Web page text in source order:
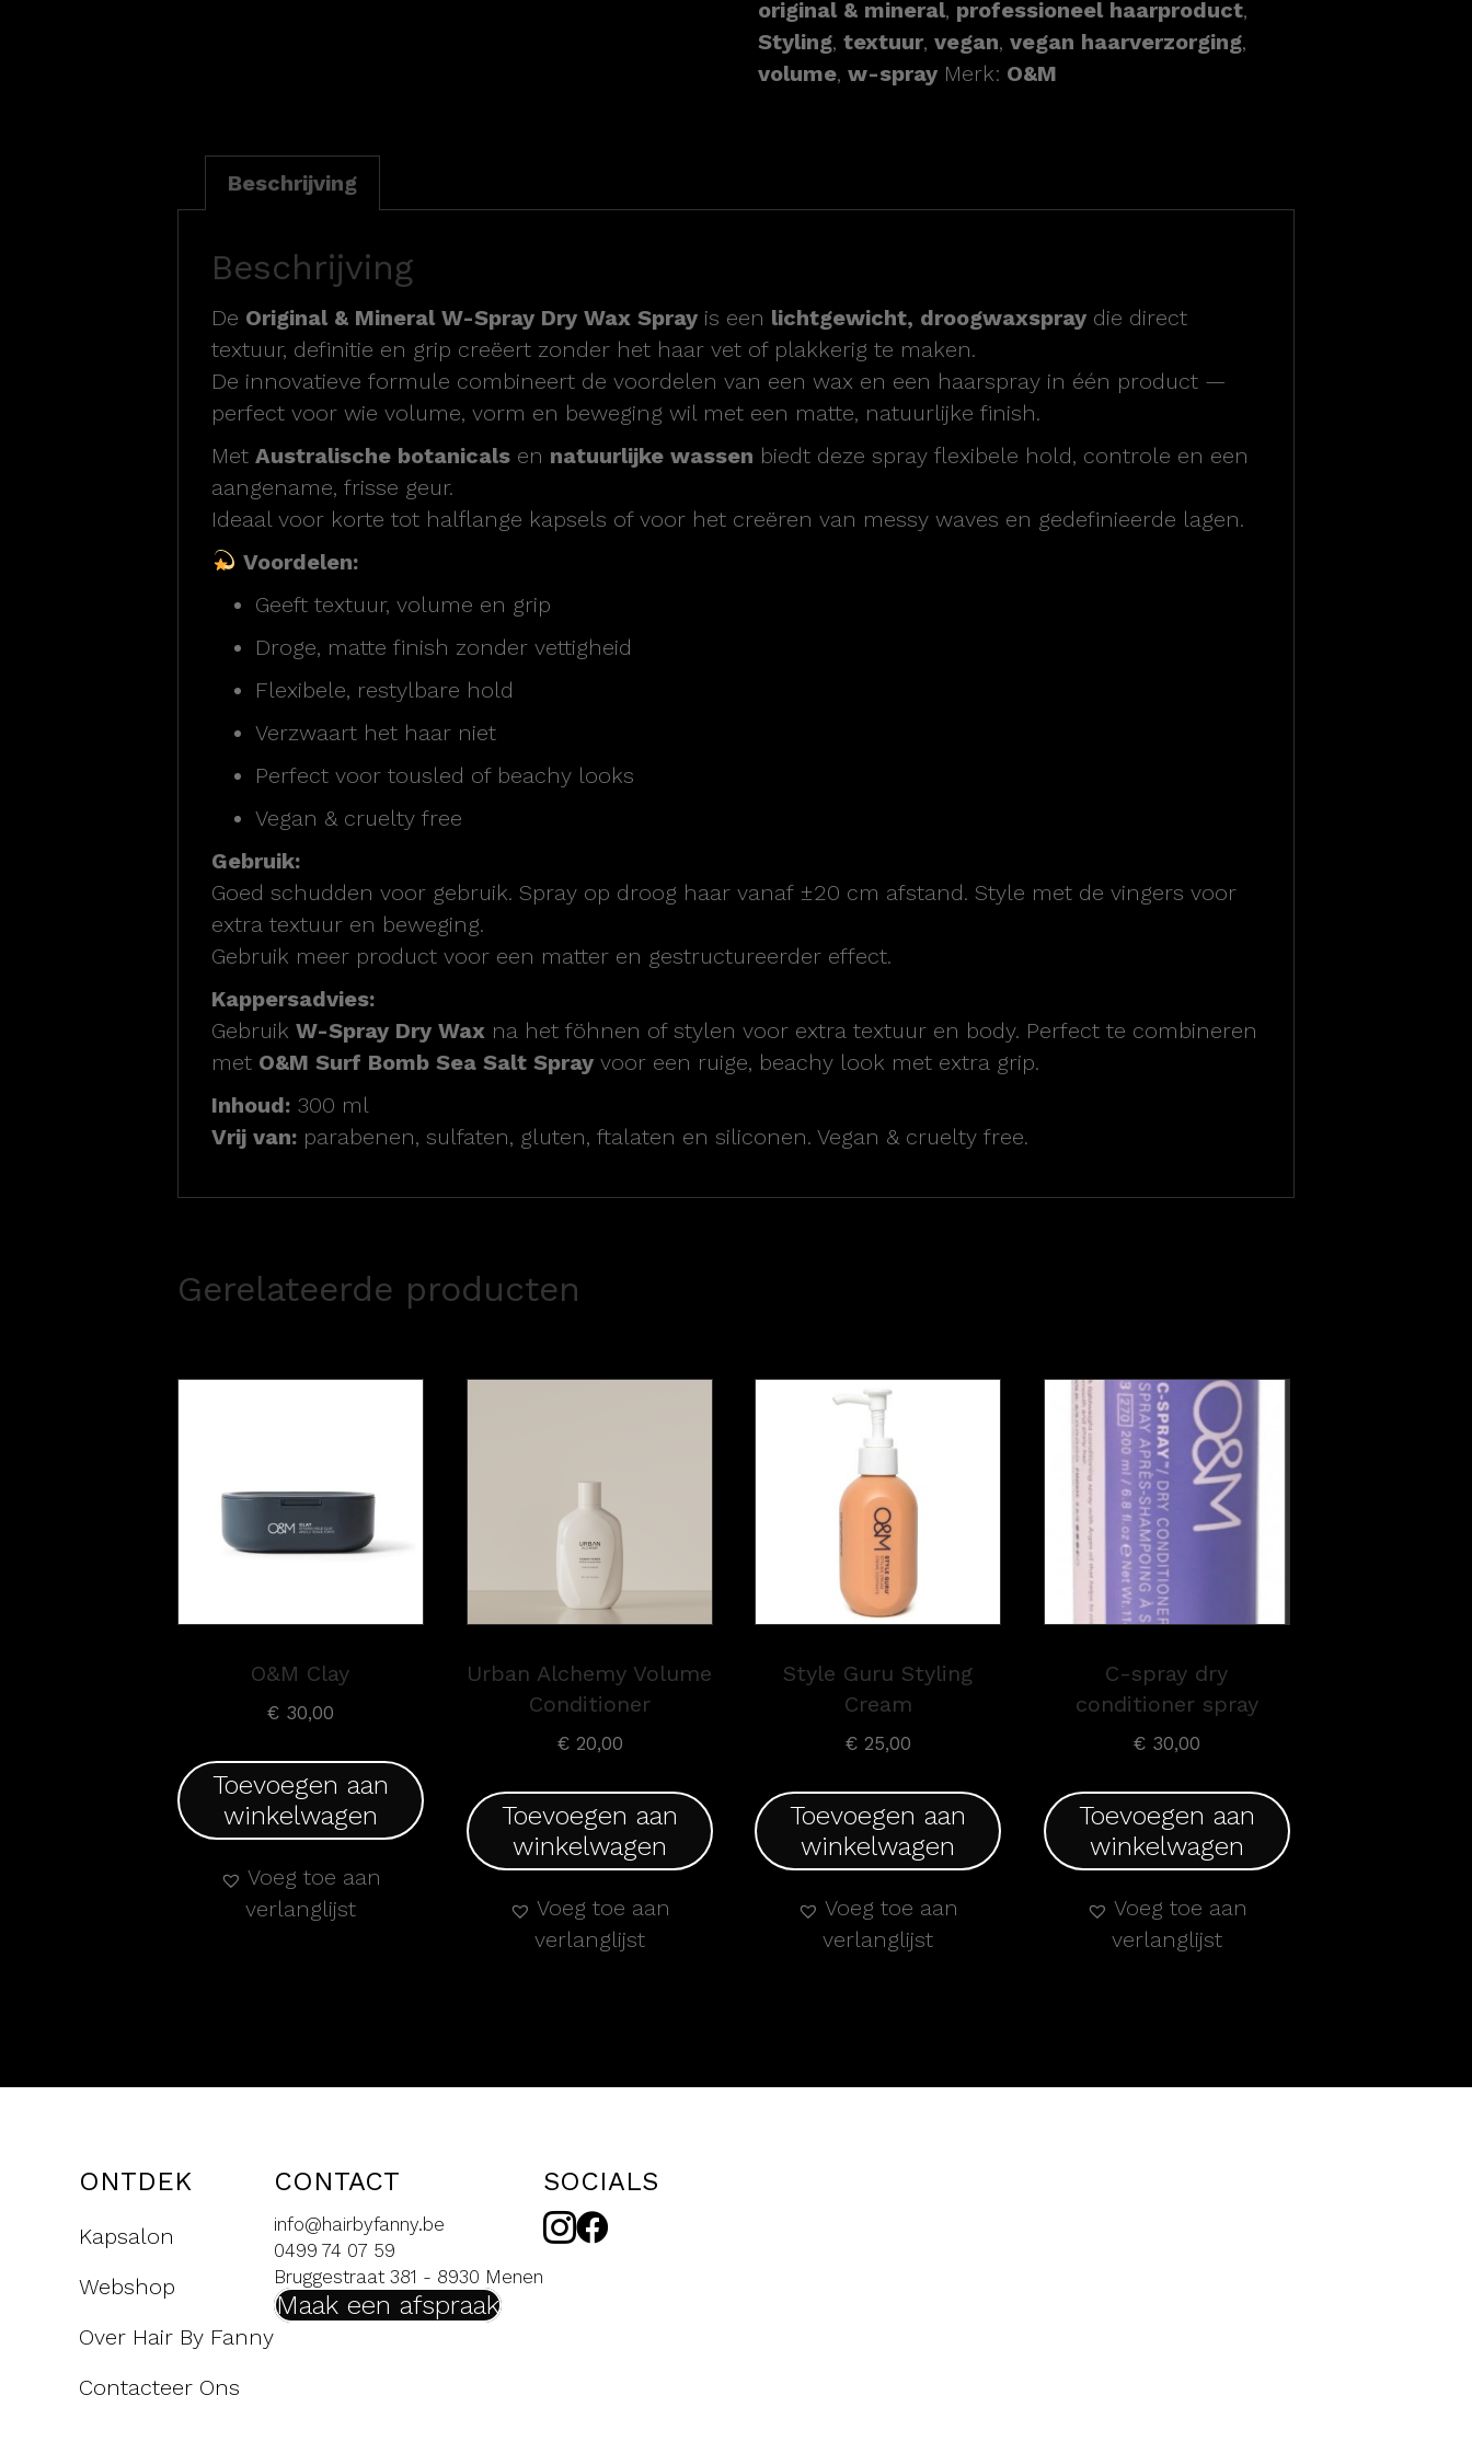
original & mineral, professioneel haarproduct,
Styling,textuur,vegan,vegan haarverzorging,
volume,w-spray Merk: O&M
Beschrijving
Beschrijving
De Original & Mineral W-Spray Dry Wax Spray is een lichtgewicht, droogwaxspray die direct
textuur, definitie en grip creëert zonder het haar vet of plakkerig te maken.
De innovatieve formule combineert de voordelen van een wax en een haarspray in één product —
perfect voor wie volume, vorm en beweging wil met een matte, natuurlijke finish.
Met Australische botanicals en natuurlijke wassen biedt deze spray flexibele hold, controle en een
aangename, frisse geur.
Ideaal voor korte tot halflange kapsels of voor het creëren van messy waves en gedefinieerde lagen.
Voordelen:
Geeft textuur, volume en grip
Droge, matte finish zonder vettigheid
Flexibele, restylbare hold
Verzwaart het haar niet
Perfect voor tousled of beachy looks
Vegan & cruelty free
Gebruik:
Goed schudden voor gebruik. Spray op droog haar vanaf ±20 cm afstand. Style met de vingers voor
extra textuur en beweging.
Gebruik meer product voor een matter en gestructureerder effect.
Kappersadvies:
Gebruik W-Spray Dry Wax na het föhnen of stylen voor extra textuur en body. Perfect te combineren
met O&M Surf Bomb Sea Salt Spray voor een ruige, beachy look met extra grip.
Inhoud: 300 ml
Vrij van: parabenen, sulfaten, gluten, ftalaten en siliconen. Vegan & cruelty free.
Gerelateerde producten
O&M Clay
€ 30,00
Toevoegen aan
winkelwagen
Voeg toe aan
verlanglijst
Urban Alchemy Volume
Conditioner
€20,00
Toevoegen aan
winkelwagen
Voeg toe aan
verlanglijst
Style Guru Styling
Cream
€ 25,00
Toevoegen aan
winkelwagen
Voeg toe aan
verlanglijst
C-spray dry
conditioner spray
€ 30,00
Toevoegen aan
winkelwagen
Voeg toe aan
verlanglijst
ONTDEK
Kapsalon
Webshop
Over Hair By Fanny
Contacteer Ons
CONTACT
info@hairbyfanny.be
0499 74 07 59
Bruggestraat 381 - 8930 Menen
Maak een afspraak
SOCIALS